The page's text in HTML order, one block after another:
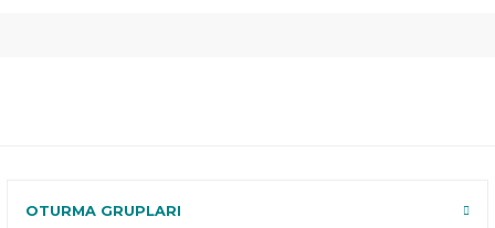
OTURMA GRUPLARI